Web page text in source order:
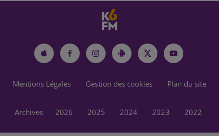
Mentions Légales Gestion des cookies Plan du site
Archives 2026 2025 2024 2023 2022